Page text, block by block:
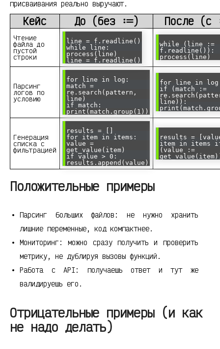
присваивания реально выручают.
Кейс До (без :=) После (с
Чтение
файла до
пустой
строки
line = f.readline()
while line:
process(line)
line = f.readline()
while (line :=
f.readline()):
process(line)
Парсинг
логов по
условию
for line in log:
match =
re.search(pattern,
line)
if match:
print(match.group(1))
for line in
if (match :=
line)):
Генерация
списка с
фильтрацией
results = []
for item in items:
value =
get_value(item)
if value > 0:
results.append(value)
results =
item in items
(value :=
Положительные примеры
Парсинг больших файлов: не нужно хранить
лишние переменные, код компактнее.
Мониторинг: можно сразу получить и проверить
метрику, не дублируя вызовы функций.
Работа с API: получаешь ответ и тут же
валидируешь его.
Отрицательные примеры (и как
не надо делать)